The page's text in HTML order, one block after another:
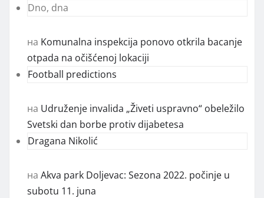
Dno, dna
на Komunalna inspekcija ponovo otkrila bacanje
otpada na očišćenoj lokaciji
Football predictions
на Udruženje invalida „Živeti uspravno“ obeležilo
Svetski dan borbe protiv dijabetesa
Dragana Nikolić
на Akva park Doljevac: Sezona 2022. počinje u
subotu 11. juna